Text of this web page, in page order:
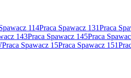
114Praca Spawacz 131Praca
143Praca Spawacz 145Praca
Praca Spawacz 15Praca Spawacz 151